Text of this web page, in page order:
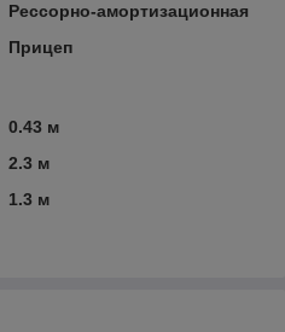
Рессорно-амортизационная
Прицеп
0.43 м
2.3 м
1.3 м